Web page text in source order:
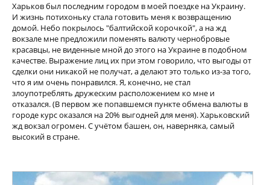
Харьков был последним городом в моей поездке на Украину.
И жизнь потихоньку стала готовить меня к возвращению
домой. Небо покрылось "балтийской корочкой", а на жд
вокзале мне предложили поменять валюту чернобровые
красавцы, не виденные мной до этого на Украине в подобном
качестве. Выражение лиц их при этом говорило, что выгоды от
сделки они никакой не получат, а делают это только из-за того,
что я им очень понравился. Я, конечно, не стал
злоупотреблять дружеским расположением ко мне и
отказался. (В первом же попавшемся пункте обмена валюты в
городе курс оказался на 20% выгодней для меня). Харьковский
жд вокзал огромен. С учётом башен, он, наверняка, самый
высокий в стране.